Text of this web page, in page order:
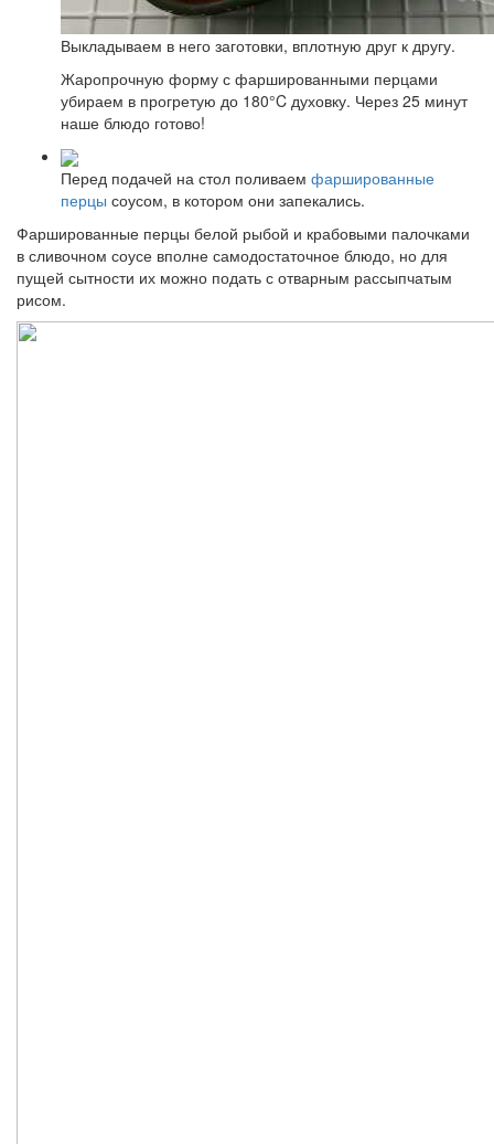
Выкладываем в него заготовки, вплотную друг к другу.
Жаропрочную форму с фаршированными перцами
убираем в прогретую до 180°C духовку. Через 25 минут
наше блюдо готово!
Перед подачей на стол поливаем фаршированные
перцы соусом, в котором они запекались.
Фаршированные перцы белой рыбой и крабовыми палочками
в сливочном соусе вполне самодостаточное блюдо, но для
пущей сытности их можно подать с отварным рассыпчатым
рисом.